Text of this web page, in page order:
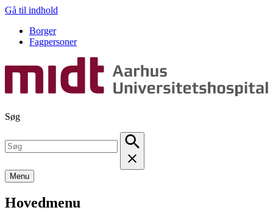
Gå til indhold
Borger
Fagpersoner
Søg
Menu
Hovedmenu